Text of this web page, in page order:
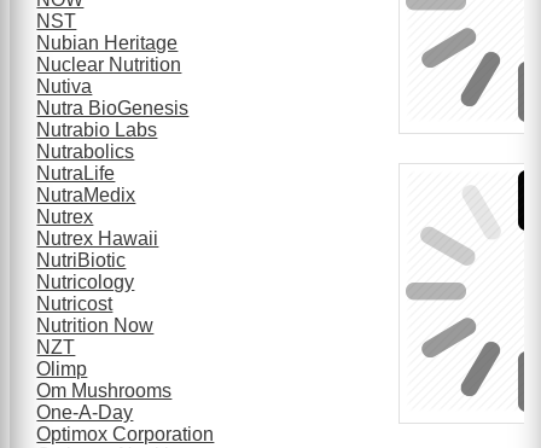
NST
Nubian Heritage
Nuclear Nutrition
Nutiva
Nutra BioGenesis
Nutrabio Labs
Nutrabolics
NutraLife
NutraMedix
Nutrex
Nutrex Hawaii
NutriBiotic
Nutricology
Nutricost
Nutrition Now
NZT
Olimp
Om Mushrooms
One-A-Day
Optimox Corporation